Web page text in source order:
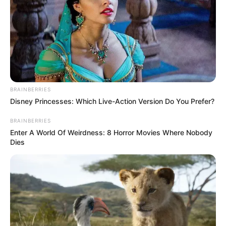
MANTÉNGASE EN ALERTA
Tenemos todas las noticias que le
interesan. Para estar bien informado, por
favor, active las notificaciones de Alerta.
ACTIVAR AHORA
TEMAS DESTACADOS
EMERGENCIAS POR LLUVIAS
FUERTES LLUVIAS
VIA AL LLANO
LIGA BETPLAY
METRO DE MEDELLÍN
BRAINBERRIES
Disney Princesses: Which Live-Action Version Do You Prefer?
BRAINBERRIES
Enter A World Of Weirdness: 8 Horror Movies Where Nobody
Dies